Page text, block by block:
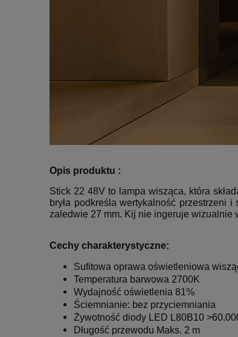
Opis produktu :
Stick 22 48V to lampa wisząca, która
bryła podkreśla wertykalność przestrzeni
zaledwie 27 mm. Kij nie ingeruje wizualnie
Cechy charakterystyczne:
Sufitowa oprawa oświetleniowa
Temperatura barwowa 2700K
Wydajność oświetlenia 81%
Ściemnianie: bez przyciemniania
Żywotność diody LED L80B10
Długość przewodu Maks. 2 m